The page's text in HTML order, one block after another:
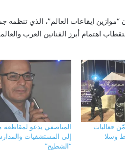
“موازين إيقاعات العالم”، الذي
اهتمام أبرز الفنانين العرب
فعاليات
وسلا
المناصفي يدعو لمقاطعة
إلى المستشفيات
“الشطيح”